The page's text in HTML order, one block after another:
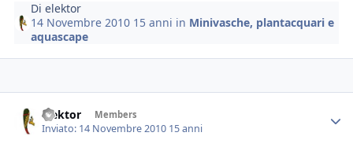
Dielektor
14 Novembre 2010 15 anni in Minivasche, plantacquari e
aquascape
elektor Members
Inviato: 14 Novembre 2010 15 anni